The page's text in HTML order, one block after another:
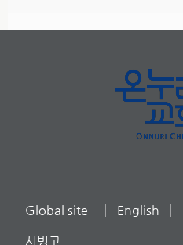
Global site English
서빙고